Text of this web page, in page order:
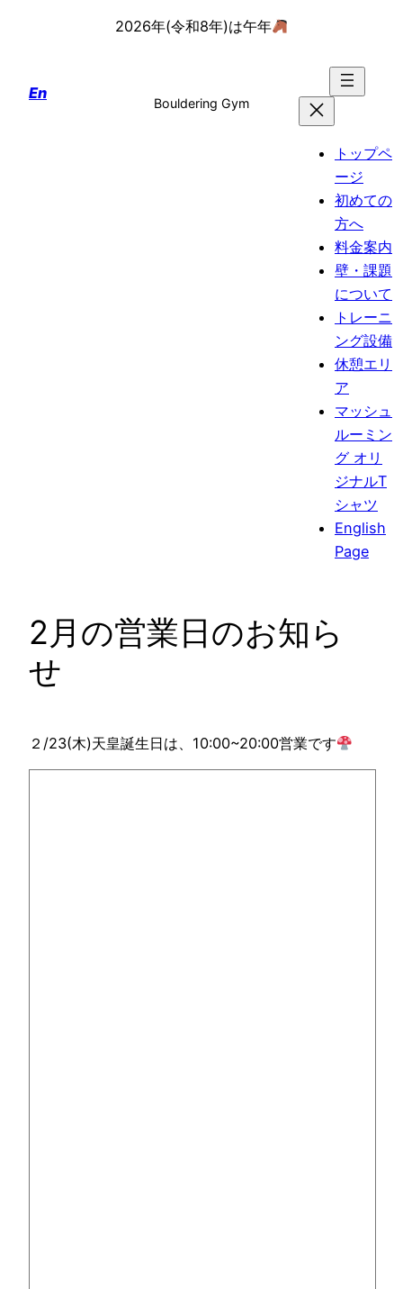
2026年(令和8年)は午年
En
Bouldering Gym
トップペ
ージ
初めての
方へ
料金案内
壁・課題
について
トレーニ
ング設備
休憩エリ
ア
マッシュ
ルーミン
グ オリ
ジナルT
シャツ
English
Page
2月の営業日のお知ら
せ
２/23(木)天皇誕生日は、10:00~20:00営業です